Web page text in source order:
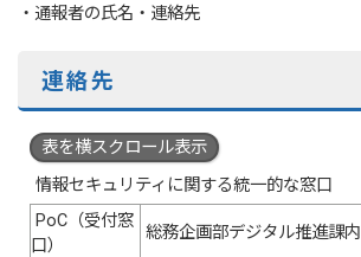
・通報者の氏名・連絡先
連絡先
表を横スクロール表示
情報セキュリティに関する統一的な窓口
PoC（受付窓
口）
総務企画部デジタル推進課内